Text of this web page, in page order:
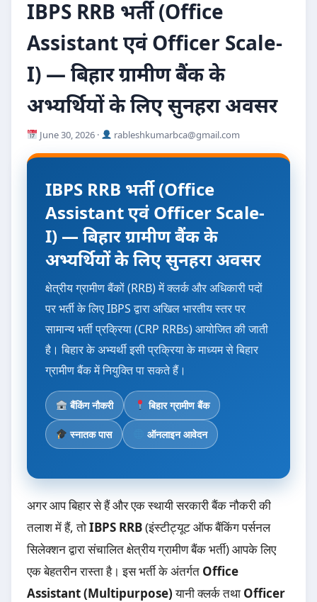
IBPS RRB भर्ती (Office
Assistant एवं Officer Scale-
I) — बिहार ग्रामीण बैंक के
अभ्यर्थियों के लिए सुनहरा अवसर
June 30, 2026 · rableshkumarbca@gmail.com
IBPS RRB भर्ती (Office
Assistant एवं Officer Scale-
I) — बिहार ग्रामीण बैंक के
अभ्यर्थियों के लिए सुनहरा अवसर
क्षेत्रीय ग्रामीण बैंकों (RRB) में क्लर्क और अधिकारी पदों
पर भर्ती के लिए IBPS द्वारा अखिल भारतीय स्तर पर
सामान्य भर्ती प्रक्रिया (CRP RRBs) आयोजित की जाती
है। बिहार के अभ्यर्थी इसी प्रक्रिया के माध्यम से बिहार
ग्रामीण बैंक में नियुक्ति पा सकते हैं।
बैंकिंग नौकरी बिहार ग्रामीण बैंक
स्नातक पास ऑनलाइन आवेदन
अगर आप बिहार से हैं और एक स्थायी सरकारी बैंक नौकरी की
तलाश में हैं, तोIBPS RRB(इंस्टीट्यूट ऑफ बैंकिंग पर्सनल
सिलेक्शन द्वारा संचालित क्षेत्रीय ग्रामीण बैंक भर्ती) आपके लिए
एक बेहतरीन रास्ता है। इस भर्ती के अंतर्गत Office
Assistant (Multipurpose)यानी क्लर्क तथा Officer